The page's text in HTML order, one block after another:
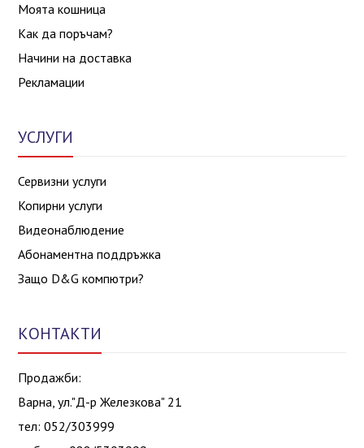
Моята кошница
Как да поръчам?
Начини на доставка
Рекламации
УСЛУГИ
Сервизни услуги
Копирни услуги
Видеонаблюдение
Абонаментна поддръжка
Защо D&G компютри?
КОНТАКТИ
Продажби:
Варна, ул."Д-р Железкова" 21
тел: 052/303999